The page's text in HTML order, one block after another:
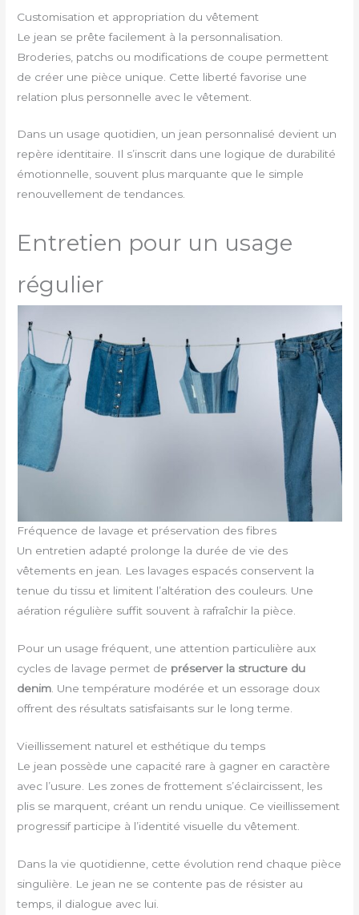
Customisation et appropriation du vêtement
Le jean se prête facilement à la personnalisation.
Broderies, patchs ou modifications de coupe permettent
de créer une pièce unique. Cette liberté favorise une
relation plus personnelle avec le vêtement.
Dans un usage quotidien, un jean personnalisé devient un
repère identitaire. Il s’inscrit dans une logique de durabilité
émotionnelle, souvent plus marquante que le simple
renouvellement de tendances.
Entretien pour un usage
régulier
Fréquence de lavage et préservation des fibres
Un entretien adapté prolonge la durée de vie des
vêtements en jean. Les lavages espacés conservent la
tenue du tissu et limitent l’altération des couleurs. Une
aération régulière suffit souvent à rafraîchir la pièce.
Pour un usage fréquent, une attention particulière aux
cycles de lavage permet de préserver la structure du
denim. Une température modérée et un essorage doux
offrent des résultats satisfaisants sur le long terme.
Vieillissement naturel et esthétique du temps
Le jean possède une capacité rare à gagner en caractère
avec l’usure. Les zones de frottement s’éclaircissent, les
plis se marquent, créant un rendu unique. Ce vieillissement
progressif participe à l’identité visuelle du vêtement.
Dans la vie quotidienne, cette évolution rend chaque pièce
singulière. Le jean ne se contente pas de résister au
temps, il dialogue avec lui.